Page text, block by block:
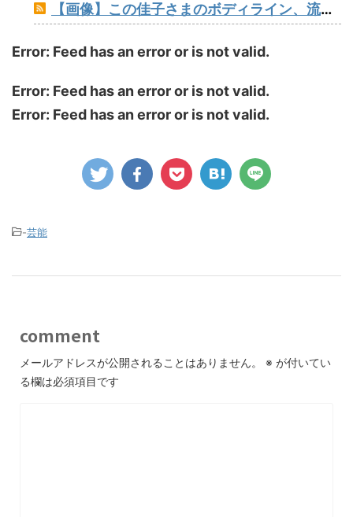
【画像】この佳子さまのボディライン、流石にエチエチすぎやろ！
Error: Feed has an error or is not valid.
Error: Feed has an error or is not valid.
Error: Feed has an error or is not valid.
-芸能
comment
メールアドレスが公開されることはありません。 ※ が付いてい
る欄は必須項目です